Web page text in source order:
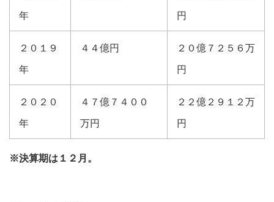
年 円
２０１９
年
４４億円 ２０億７２５６万
円
２０２０
年
４７億７４００
万円
２２億２９１２万
円
※決算期は１２月。